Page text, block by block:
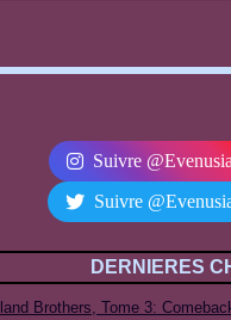
Suivre @Evenusia
Suivre
DERNIERES
Brothers, Tome 3: